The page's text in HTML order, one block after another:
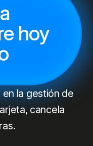
hoy
la gestión de
cancela